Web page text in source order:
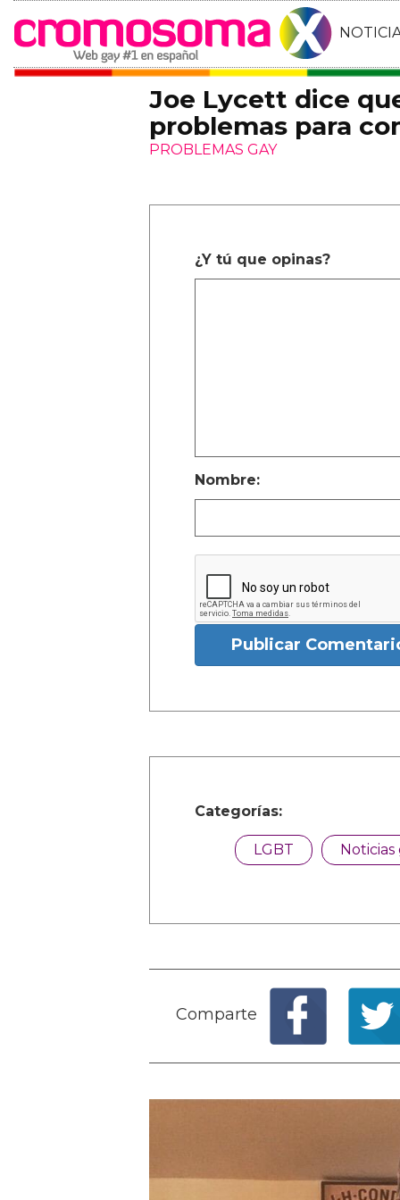
Joe Lycett dice
problemas para
PROBLEMAS GAY
¿Y tú que opinas?
Nombre:
Publicar
Categorías:
LGBT Noticias
Comparte